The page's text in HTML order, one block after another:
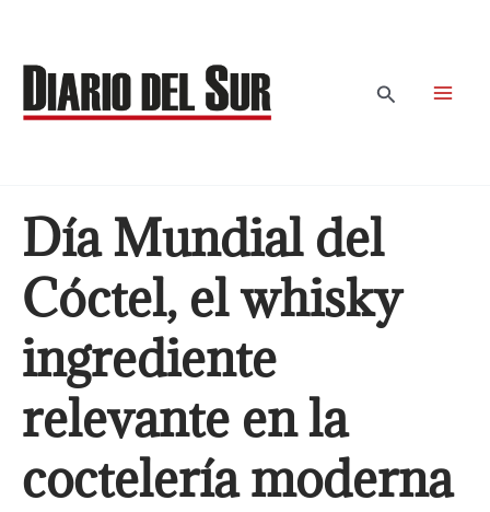
contenido
Buscar
Día Mundial del
Cóctel, el whisky
ingrediente
relevante en la
coctelería moderna